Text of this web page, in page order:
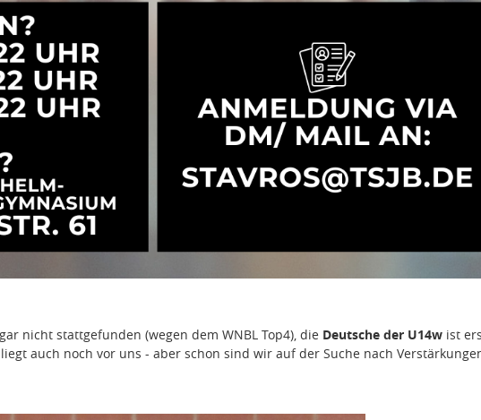
nicht stattgefunden (wegen dem WNBL Top4), die Deutsche der U14w ist
liegt auch noch vor uns - aber schon sind wir auf der Suche nach